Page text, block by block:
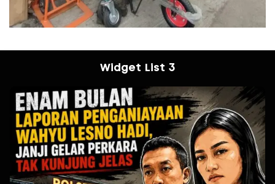
Widget List 3